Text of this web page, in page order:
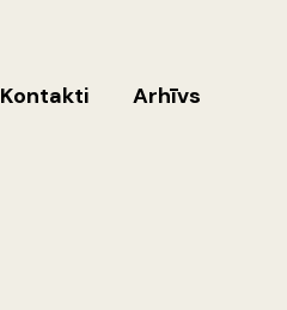
Kontakti Arhīvs